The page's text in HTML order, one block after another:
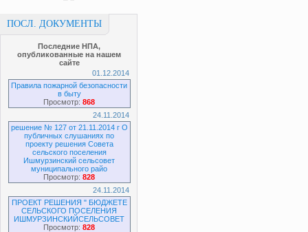
ПОСЛ. ДОКУМЕНТЫ
Последние НПА,
опубликованные на нашем
сайте
01.12.2014
Правила пожарной безопасности
в быту
Просмотр:868
24.11.2014
решение № 127 от 21.11.2014 г О
публичных слушаниях по
проекту решения Совета
сельского поселения
Ишмурзинский сельсовет
муниципального райо
Просмотр:828
24.11.2014
ПРОЕКТ РЕШЕНИЯ " БЮДЖЕТЕ
СЕЛЬСКОГО ПОСЕЛЕНИЯ
ИШМУРЗИНСКИЙСЕЛЬСОВЕТ
Просмотр:828